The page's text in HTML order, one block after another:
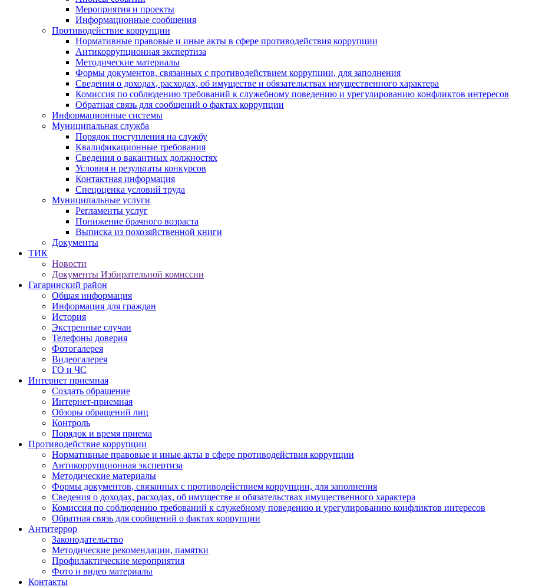
Мероприятия и проекты
Информационные сообщения
Противодействие коррупции
Нормативные правовые и иные акты в сфере противодействия коррупции
Антикоррупционная экспертиза
Методические материалы
Формы документов, связанных с противодействием коррупции, для заполнения
Сведения о доходах, расходах, об имуществе и обязательствах имущественного характера
Комиссия по соблюдению требований к служебному поведению и урегулированию конфликтов интересов
Обратная связь для сообщений о фактах коррупции
Информационные системы
Муниципальная служба
Порядок поступления на службу
Квалификационные требования
Сведения о вакантных должностях
Условия и результаты конкурсов
Контактная информация
Спецоценка условий труда
Муниципальные услуги
Регламенты услуг
Понижение брачного возраста
Выписка из похозяйственной книги
Документы
ТИК
Новости
Документы Избирательной комиссии
Гагаринский район
Общая информация
Информация для граждан
История
Экстренные случаи
Телефоны доверия
Фотогалерея
Видеогалерея
ГО и ЧС
Интернет приемная
Создать обращение
Интернет-приемная
Обзоры обращений лиц
Контроль
Порядок и время приема
Противодействие коррупции
Нормативные правовые и иные акты в сфере противодействия коррупции
Антикоррупционная экспертиза
Методические материалы
Формы документов, связанных с противодействием коррупции, для заполнения
Сведения о доходах, расходах, об имуществе и обязательствах имущественного характера
Комиссия по соблюдению требований к служебному поведению и урегулированию конфликтов интересов
Обратная связь для сообщений о фактах коррупции
Антитеррор
Законодательство
Методические рекомендации, памятки
Профилактические мероприятия
Фото и видео материалы
Контакты